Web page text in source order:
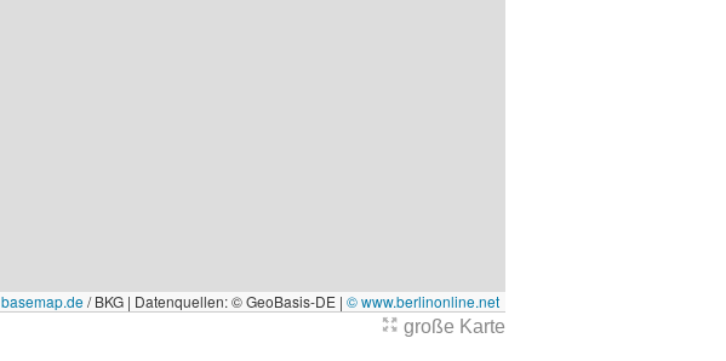
basemap.de/ BKG | Datenquellen: © GeoBasis-DE | © www.berlinonline.net
große Karte